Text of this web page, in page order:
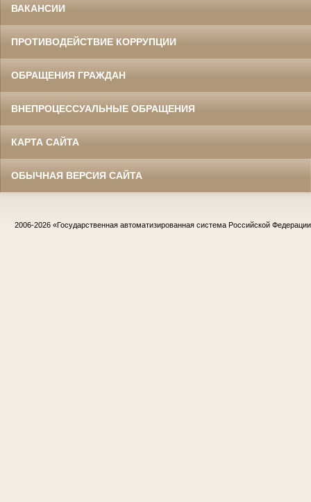
ВАКАНСИИ
ПРОТИВОДЕЙСТВИЕ КОРРУПЦИИ
ОБРАЩЕНИЯ ГРАЖДАН
ВНЕПРОЦЕССУАЛЬНЫЕ ОБРАЩЕНИЯ
КАРТА САЙТА
ОБЫЧНАЯ ВЕРСИЯ САЙТА
2006-2026 «Государственная автоматизированная система Российской